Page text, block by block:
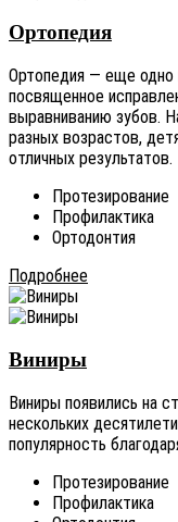
Ортопедия
Ортопедия — еще одно
посвященное
выравниванию зубов.
разных возрастов,
отличных результатов.
Протезирование
Профилактика
Ортодонтия
Подробнее
Виниры
Виниры появились на
нескольких
популярность
Протезирование
Профилактика